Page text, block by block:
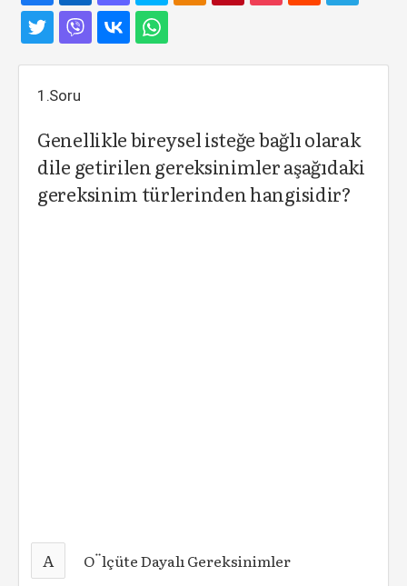
1.Soru
Genellikle bireysel isteğe bağlı olarak
dile getirilen gereksinimler aşağıdaki
gereksinim türlerinden hangisidir?
A O¨lçüte Dayalı Gereksinimler